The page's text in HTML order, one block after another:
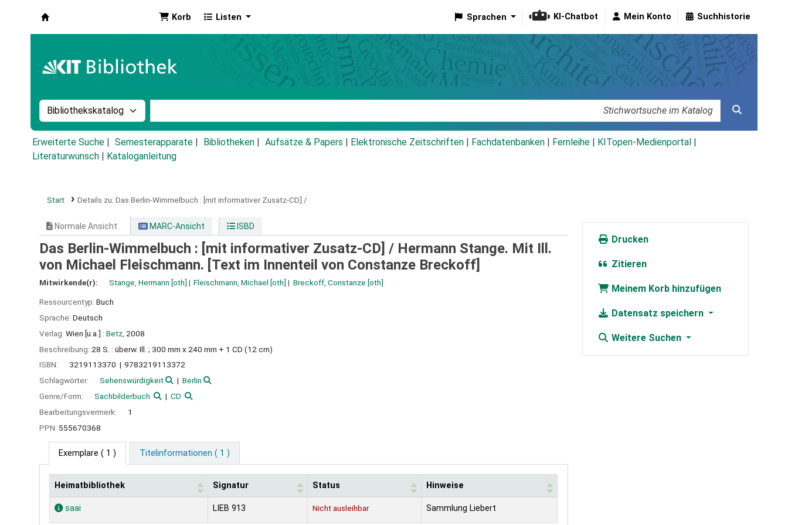
Korb Listen Sprachen KI-Chatbot Mein Konto Suchhistorie
Suche im Katalog nach:
Erweiterte Suche Semesterapparate Bibliotheken Aufsätze & Papers Elektronische Zeitschriften Fachdatenbanken Fernleihe KITopen-Medienportal
Literaturwunsch
Kataloganleitung
Start Details zu: Das Berlin-Wimmelbuch : [mit informativer Zusatz-CD] /
Normale Ansicht MARC-Ansicht ISBD
Das Berlin-Wimmelbuch : [mit informativer Zusatz-CD] / Hermann Stange. Mit Ill.
von Michael Fleischmann. [Text im Innenteil von Constanze Breckoff]
Mitwirkende(r): Stange, Hermann [oth] Fleischmann, Michael [oth] Breckoff, Constanze [oth]
Ressourcentyp: Buch
Sprache: Deutsch
Verlag: Wien [u.a.] : Betz, 2008
Beschreibung: 28 S. : überw. Ill. ; 300 mm x 240 mm + 1 CD (12 cm)
ISBN:
3219113370
9783219113372
Schlagwörter:
Sehenswürdigkeit
Berlin
Genre/Form:
Sachbilderbuch
CD
Bearbeitungsvermerk:
1
PPN: 555670368
Exemplare ( 1 ) Titelinformationen ( 1 )
Exemplare
Heimatbibliothek Signatur Status Hinweise
saai LIEB 913 Nicht ausleihbar Sammlung Liebert
Drucken
Zitieren
Meinem Korb hinzufügen
Datensatz speichern
Weitere Suchen